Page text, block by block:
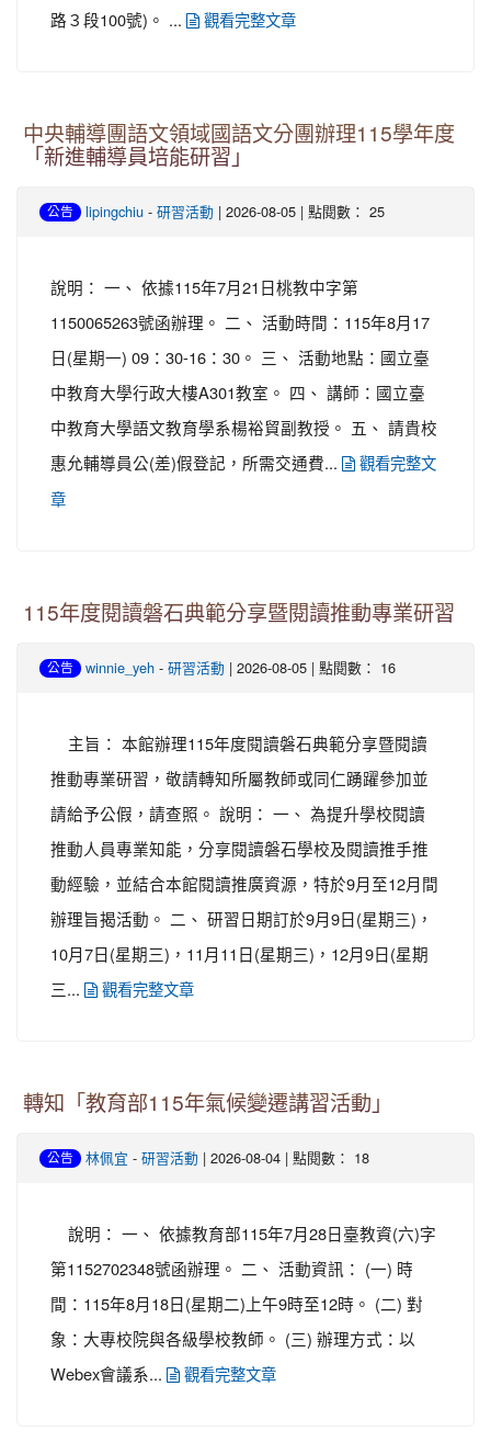
路３段100號)。 ...
觀看完整文章
中央輔導團語文領域國語文分團辦理115學年度
「新進輔導員培能研習」
公告 lipingchiu - 研習活動 | 2026-08-05 | 點閱數： 25
說明： 一、 依據115年7月21日桃教中字第
1150065263號函辦理。 二、 活動時間：115年8月17
日(星期一) 09：30-16：30。 三、 活動地點：國立臺
中教育大學行政大樓A301教室。 四、 講師：國立臺
中教育大學語文教育學系楊裕貿副教授。 五、 請貴校
惠允輔導員公(差)假登記，所需交通費...
觀看完整文
章
115年度閱讀磐石典範分享暨閱讀推動專業研習
公告 winnie_yeh - 研習活動 | 2026-08-05 | 點閱數： 16
主旨： 本館辦理115年度閱讀磐石典範分享暨閱讀
推動專業研習，敬請轉知所屬教師或同仁踴躍參加並
請給予公假，請查照。 說明： 一、 為提升學校閱讀
推動人員專業知能，分享閱讀磐石學校及閱讀推手推
動經驗，並結合本館閱讀推廣資源，特於9月至12月間
辦理旨揭活動。 二、 研習日期訂於9月9日(星期三)，
10月7日(星期三)，11月11日(星期三)，12月9日(星期
三...
觀看完整文章
轉知「教育部115年氣候變遷講習活動」
公告 林佩宜 - 研習活動 | 2026-08-04 | 點閱數： 18
說明： 一、 依據教育部115年7月28日臺教資(六)字
第1152702348號函辦理。 二、 活動資訊： (一) 時
間：115年8月18日(星期二)上午9時至12時。 (二) 對
象：大專校院與各級學校教師。 (三) 辦理方式：以
Webex會議系...
觀看完整文章